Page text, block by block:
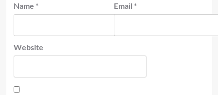
Name * Email *
Website